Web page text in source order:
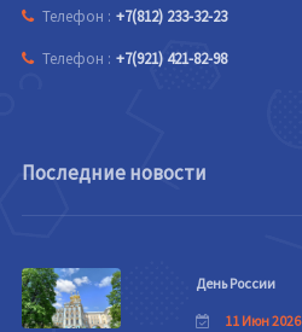
Телефон : +7(812) 233-32-23
Телефон : +7(921) 421-82-98
Последние новости
День России
11 Июн 2026